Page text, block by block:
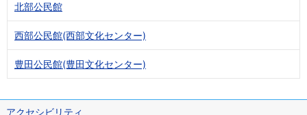
北部公民館
西部公民館(西部文化センター)
豊田公民館(豊田文化センター)
アクセシビリティ